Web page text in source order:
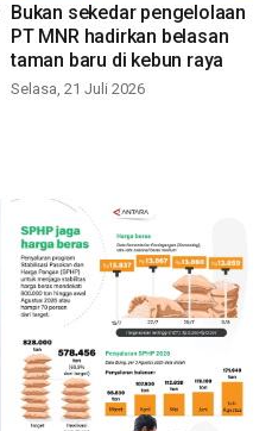
Bukan sekedar pengelolaan
PT MNR hadirkan belasan
taman baru di kebun raya
Selasa, 21 Juli 2026